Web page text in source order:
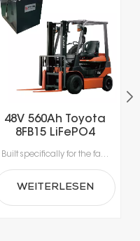
48V 560Ah Toyota
8FB15 LiFePO4
Battery
Built specifically for the fast-paced nature of modern material handling, our lithium-ion batteries offer the agility your operation demands. Rapid 1- to 2-hour charging supports opportunity charging during breaks, significantly reducing downtime and keeping your fleet moving. Featuring a sophisticated Battery Management System (BMS), our technology delivers continuous safety monitoring, superior performance, and durable power—giving you a smarter, safer energy solution for your facility.
WEITERLESEN